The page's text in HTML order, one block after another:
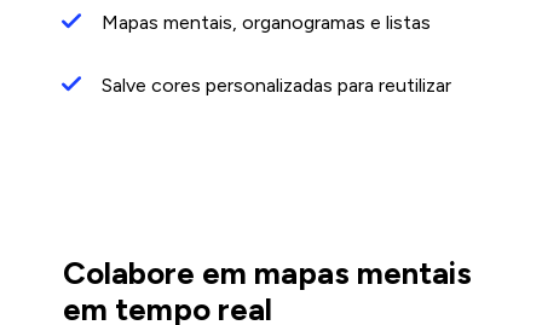
Mapas mentais, organogramas e listas
Salve cores personalizadas para reutilizar
Colabore em mapas mentais
em tempo real